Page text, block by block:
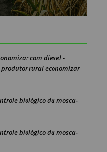
com diesel -
produtor rural economizar
biológico da mosca-
biológico da mosca-